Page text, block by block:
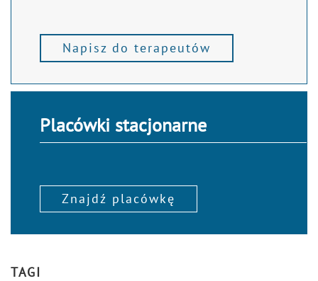
Napisz do terapeutów
Placówki stacjonarne
Znajdź placówkę
TAGI